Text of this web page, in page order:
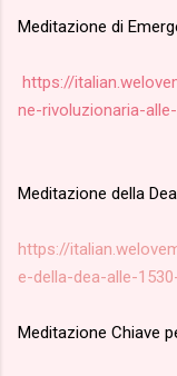
Meditazione di
https://
ne-rivoluzionaria-
Meditazione della
https://
e-della-dea-alle-
Meditazione Chiave